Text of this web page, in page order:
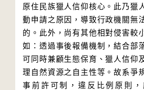
原住民族獵人信仰核心。此乃獵
動申請之原因，導致行政機關無
的。此外，尚有其他相對侵害較
如：透過事後報備機制，結合部
可同時兼顧生態保育、獵人信仰
理自然資源之自主性等。故系爭
事前許可制，違反比例原則，